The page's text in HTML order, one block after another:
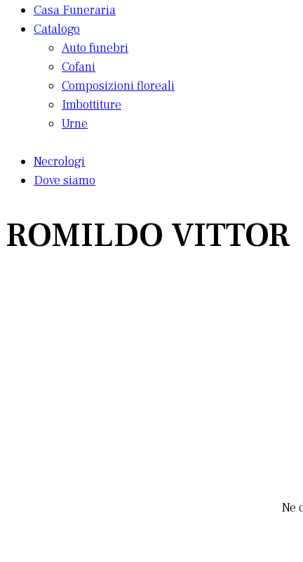
Casa Funeraria
Catalogo
Auto funebri
Cofani
Composizioni floreali
Imbottiture
Urne
Necrologi
Dove siamo
ROMILDO VITTOR
Ne